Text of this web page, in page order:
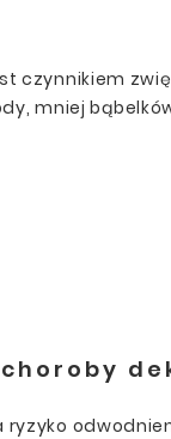
czynnikiem
mniej